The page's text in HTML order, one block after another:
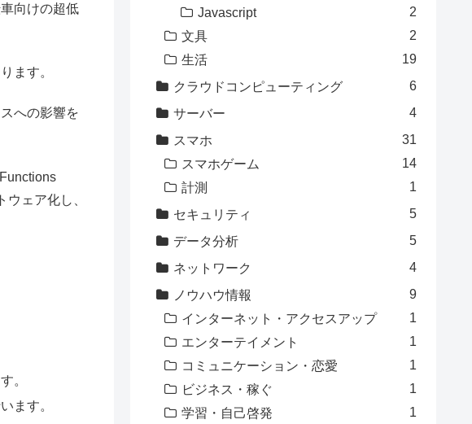
向けの超低
ます。
への影響を
ェア化し、
。
ます。
Javascript
2
文具
2
生活
19
クラウドコンピューティング
6
サーバー
4
スマホ
31
スマホゲーム
14
計測
1
セキュリティ
5
データ分析
5
ネットワーク
4
ノウハウ情報
9
インターネット・アクセスアップ
1
エンターテイメント
1
コミュニケーション・恋愛
1
ビジネス・稼ぐ
1
学習・自己啓発
1